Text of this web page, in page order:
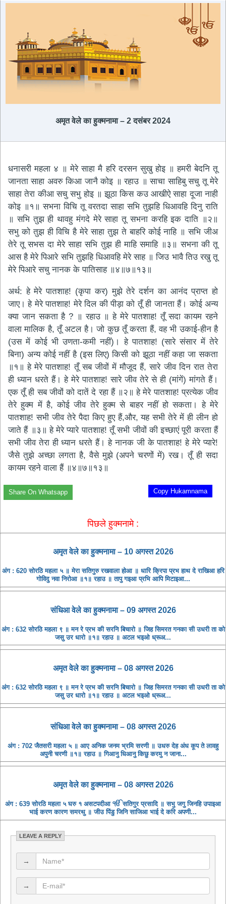
अमृत ​​वेले का हुक्मनामा – 2 दसंबर 2024
धनासरी महला ४ ॥ मेरे साहा मै हरि दरसन सुखु होइ ॥ हमरी बेदनि तू
जानता साहा अवरु किआ जानै कोइ ॥ रहाउ ॥ साचा साहिबु सचु तू मेरे
साहा तेरा कीआ सचु सभु होइ ॥ झूठा किस कउ आखीऐ साहा दूजा नाही
कोइ ॥१॥ सभना विचि तू वरतदा साहा सभि तुझहि धिआवहि दिनु राति
॥ सभि तुझ ही थावहु मंगदे मेरे साहा तू सभना करहि इक दाति ॥२॥
सभु को तुझ ही विचि है मेरे साहा तुझ ते बाहरि कोई नाहि ॥ सभि जीअ
तेरे तू सभस दा मेरे साहा सभि तुझ ही माहि समाहि ॥३॥ सभना की तू
आस है मेरे पिआरे सभि तुझहि धिआवहि मेरे साह ॥ जिउ भावै तिउ रखु तू
मेरे पिआरे सचु नानक के पातिसाह ॥४॥७॥१३॥
अर्थ: हे मेरे पातशाह! (कृपा कर) मुझे तेरे दर्शन का आनंद प्राप्त हो
जाए। हे मेरे पातशाह! मेरे दिल की पीड़ा को तूँ ही जानता हैं। कोई अन्य
क्या जान सकता है ? ॥ रहाउ ॥ हे मेरे पातशाह! तूँ सदा कायम रहने
वाला मालिक है, तूँ अटल है। जो कुछ तूँ करता हैं, वह भी उकाई-हीन है
(उस में कोई भी उणता-कमी नहीं)। हे पातशाह! (सारे संसार में तेरे
बिना) अन्य कोई नहीं है (इस लिए) किसी को झूठा नहीं कहा जा सकता
॥१॥ हे मेरे पातशाह! तूँ सब जीवों में मौजूद हैं, सारे जीव दिन रात तेरा
ही ध्यान धरते हैं। हे मेरे पातशाह! सारे जीव तेरे से ही (मांगें) मांगते हैं।
एक तूँ ही सब जीवों को दातें दे रहा हैं ॥२॥ हे मेरे पातशाह! प्रत्येक जीव
तेरे हुक्म में है, कोई जीव तेरे हुक्म से बाहर नहीं हो सकता। हे मेरे
पातशाह! सभी जीव तेरे पैदा किए हुए हैं,और, यह सभी तेरे में ही लीन हो
जाते हैं ॥३॥ हे मेरे प्यारे पातशाह! तूँ सभी जीवों की इच्छाएं पूरी करता हैं
सभी जीव तेरा ही ध्यान धरते हैं। हे नानक जी के पातशाह! हे मेरे प्यारे!
जैसे तुझे अच्छा लगता है, वैसे मुझे (अपने चरणों में) रख। तूँ ही सदा
कायम रहने वाला हैं ॥४॥७॥१३॥
Copy Hukamnama
Share On Whatsapp
पिछले हुक्मनामे :
अमृत ​​वेले का हुक्मनामा – 10 अगस्त 2026
अंग : 620 सोरठि महला ५ ॥ मेरा सतिगुरु रखवाला होआ ॥ धारि क्रिपा प्रभ हाथ दे राखिआ हरि
गोविदु नवा निरोआ ॥१॥ रहाउ ॥ तापु गइआ प्रभि आपि मिटाइआ...
संधिआ ​​वेले का हुक्मनामा – 09 अगस्त 2026
अंग : 632 सोरठि महला ९ ॥ मन रे प्रभ की सरनि बिचारो ॥ जिह सिमरत गनका सी उधरी ता को
जसु उर धारो ॥१॥ रहाउ ॥ अटल भइओ ध्रूअ...
अमृत ​​वेले का हुक्मनामा – 08 अगस्त 2026
अंग : 632 सोरठि महला ९ ॥ मन रे प्रभ की सरनि बिचारो ॥ जिह सिमरत गनका सी उधरी ता को
जसु उर धारो ॥१॥ रहाउ ॥ अटल भइओ ध्रूअ...
संधिआ ​​वेले का हुक्मनामा – 08 अगस्त 2026
अंग : 702 जैतसरी महला ५ ॥ आए अनिक जनम भ्रमि सरणी ॥ उधरु देह अंध कूप ते लावहु
अपुनी चरणी ॥१॥ रहाउ ॥ गिआनु धिआनु किछु करमु न जाना...
अमृत ​​वेले का हुक्मनामा – 08 अगस्त 2026
अंग : 639 सोरठि महला ५ घरु १ असटपदीआ ੴ सतिगुर प्रसादि ॥ सभु जगु जिनहि उपाइआ
भाई करण कारण समरथु ॥ जीउ पिंडु जिनि साजिआ भाई दे करि अपणी...
LEAVE A REPLY
→
→